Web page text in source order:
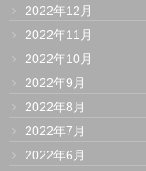
2022年12月
2022年11月
2022年10月
2022年9月
2022年8月
2022年7月
2022年6月